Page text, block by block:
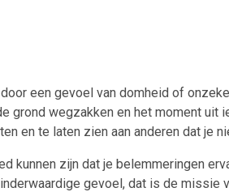
een gevoel van domheid of
grond wegzakken en het moment uit
en te laten zien aan anderen dat je
kunnen zijn dat je belemmeringen
gevoel, dat is de missie